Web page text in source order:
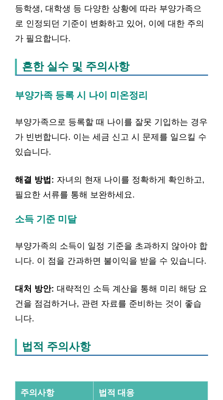
등학생, 대학생 등 다양한 상황에 따라 부양가족으
로 인정되던 기준이 변화하고 있어, 이에 대한 주의
가 필요합니다.
흔한 실수 및 주의사항
부양가족 등록 시 나이 미온정리
부양가족으로 등록할 때 나이를 잘못 기입하는 경우
가 빈번합니다. 이는 세금 신고 시 문제를 일으킬 수
있습니다.
해결 방법: 자녀의 현재 나이를 정확하게 확인하고,
필요한 서류를 통해 보완하세요.
소득 기준 미달
부양가족의 소득이 일정 기준을 초과하지 않아야 합
니다. 이 점을 간과하면 불이익을 받을 수 있습니다.
대처 방안: 대략적인 소득 계산을 통해 미리 해당 요
건을 점검하거나, 관련 자료를 준비하는 것이 좋습
니다.
법적 주의사항
주의사항 법적 대응